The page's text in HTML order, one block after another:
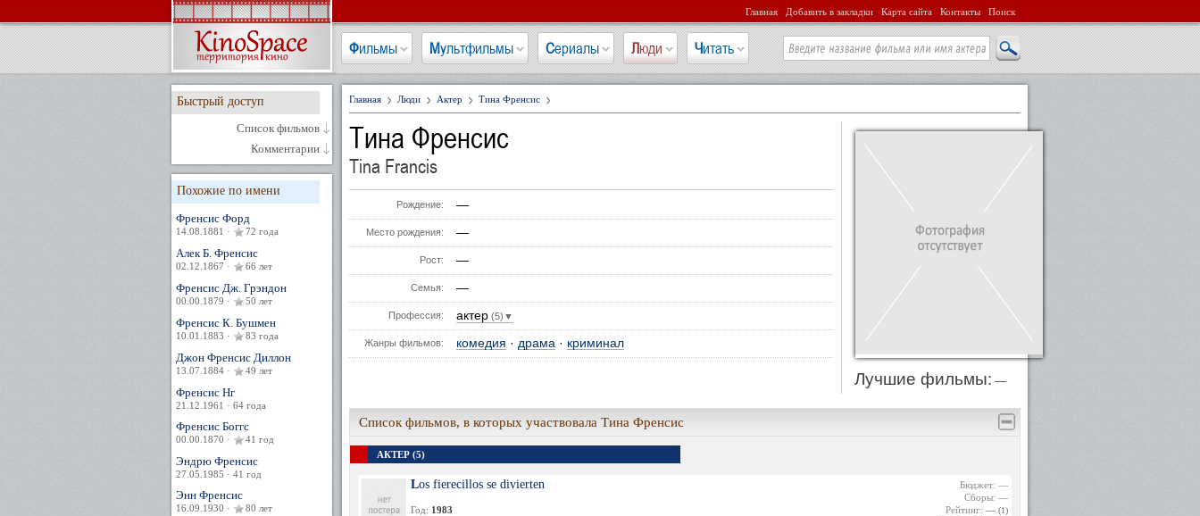
Главная Добавить в закладки Карта сайта Контакты Поиск
Фильмы Мультфильмы Сериалы Люди Читать
Быстрый доступ
Список фильмов
Комментарии
Похожие по имени
Френсис Форд
14.08.1881 · 72 года
Алек Б. Френсис
02.12.1867 · 66 лет
Френсис Дж. Грэндон
00.00.1879 · 50 лет
Френсис К. Бушмен
10.01.1883 · 83 года
Джон Френсис Диллон
13.07.1884 · 49 лет
Френсис Нг
21.12.1961 · 64 года
Френсис Боггс
00.00.1870 · 41 год
Эндрю Френсис
27.05.1985 · 41 год
Энн Френсис
16.09.1930 · 80 лет
Главная Люди Актер Тина Френсис
Тина Френсис
Tina Francis
Рождение: —
Место рождения: —
Рост: —
Семья: —
Профессия: актер (5)▼
Жанры фильмов: комедия · драма · криминал
Лучшие фильмы: —
Список фильмов, в которых участвовала Тина Френсис
АКТЕР (5)
Los fierecillos se divierten
Год: 1983
Бюджет: —
Сборы: —
Рейтинг: — (1)